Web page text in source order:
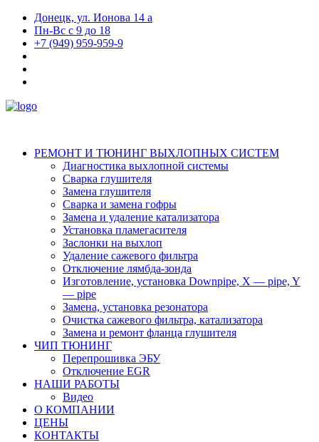
Донецк, ул. Ионова 14 а
Пн-Вс с 9 до 18
+7 (949) 959-959-9
РЕМОНТ И ТЮНИНГ ВЫХЛОПНЫХ СИСТЕМ
Диагностика выхлопной системы
Сварка глушителя
Замена глушителя
Сварка и замена гофры
Замена и удаление катализатора
Установка пламегасителя
Заслонки на выхлоп
Удаление сажевого фильтра
Отключение лямбда-зонда
Изготовление, установка Downpipe, X — pipe, Y
— pipe
Замена, установка резонатора
Очистка сажевого фильтра, катализатора
Замена и ремонт фланца глушителя
ЧИП ТЮНИНГ
Перепрошивка ЭБУ
Отключение EGR
НАШИ РАБОТЫ
Видео
О КОМПАНИИ
ЦЕНЫ
КОНТАКТЫ